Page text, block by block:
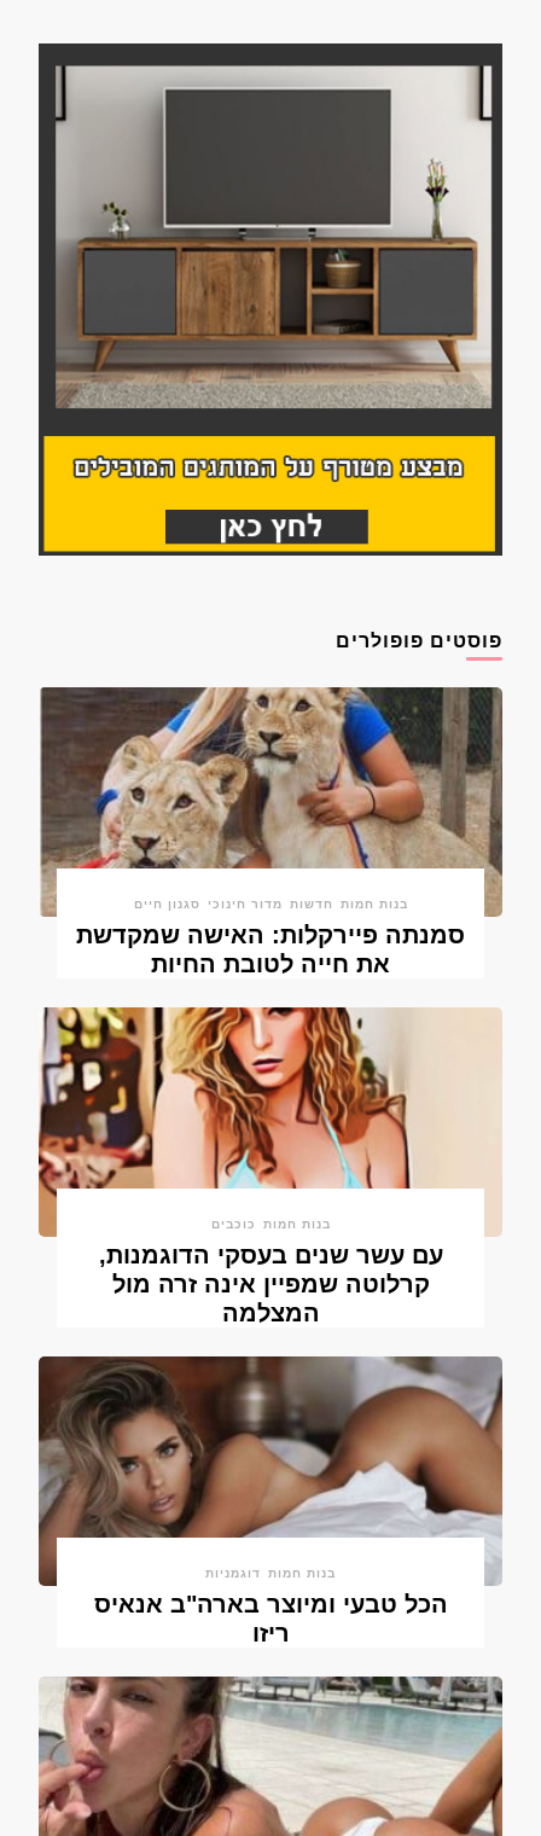
פוסטים פופולרים
בנות חמות חדשות מדור חינוכי סגנון חיים
סמנתה פיירקלות: האישה שמקדשת
את חייה לטובת החיות
בנות חמות כוכבים
עם עשר שנים בעסקי הדוגמנות,
קרלוטה שמפיין אינה זרה מול
המצלמה
בנות חמות דוגמניות
הכל טבעי ומיוצר בארה"ב אנאיס
ריזו